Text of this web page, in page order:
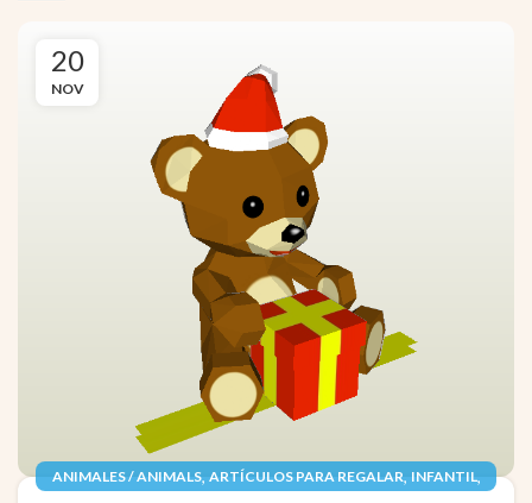
20
NOV
ANIMALES / ANIMALS, ARTÍCULOS PARA REGALAR, INFANTIL,